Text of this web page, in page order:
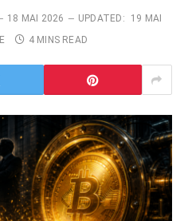
18 MAI 2026 UPDATED:
19 MAI
4 MINS READ